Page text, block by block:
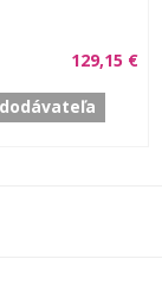
129,15 €